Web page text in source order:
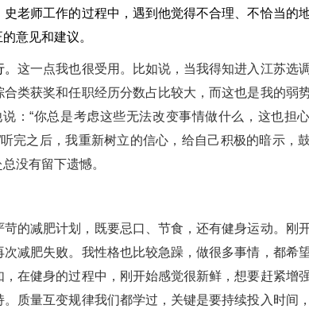
老师工作的过程中，遇到他觉得不合理、不恰当的
意见和建议。
。这一点我也很受用。比如说，当我得知进入江苏选
类获奖和任职经历分数占比较大，而这也是我的弱势
：“你总是考虑这些无法改变事情做什么，这也担
完之后，我重新树立的信心，给自己积极的暗示，
没有留下遗憾。
的减肥计划，既要忌口、节食，还有健身运动。刚
减肥失败。我性格也比较急躁，做很多事情，都希
在健身的过程中，刚开始感觉很新鲜，想要赶紧增强
质量互变规律我们都学过，关键是要持续投入时间